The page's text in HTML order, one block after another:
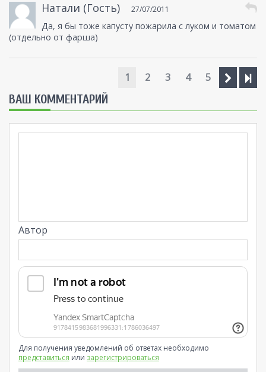
Натали (Гость) 27/07/2011
Да, я бы тоже капусту пожарила с луком и томатом
(отдельно от фарша)
1 2 3 4 5
ВАШ КОММЕНТАРИЙ
Автор
Для получения уведомлений об ответах необходимо
представиться или зарегистрироваться